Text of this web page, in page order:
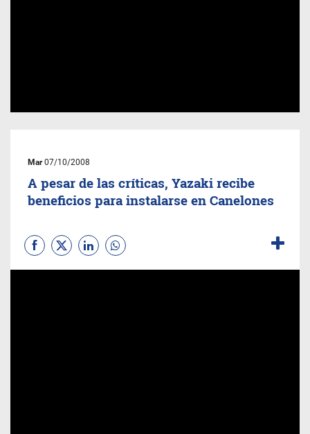
Mar07/10/2008
A pesar de las críticas, Yazaki recibe
beneficios para instalarse en Canelones